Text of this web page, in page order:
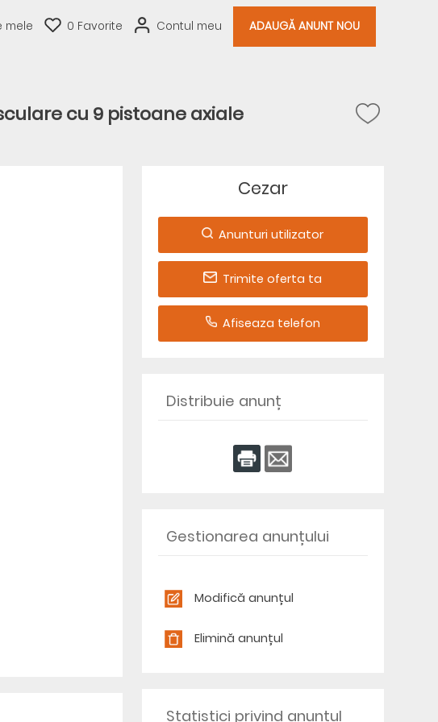
mele 0 Favorite Contul meu ADAUGĂ ANUNT NOU
cu 9 pistoane axiale
Cezar
Anunturi utilizator
Trimite oferta ta
Afiseaza telefon
Distribuie anunț
Gestionarea anunțului
Modifică anunțul
Elimină anunțul
Statistici privind anunțul